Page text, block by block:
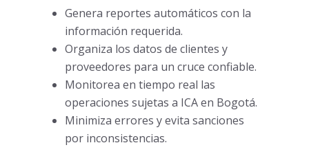
Genera reportes automáticos con la
información requerida.
Organiza los datos de clientes y
proveedores para un cruce confiable.
Monitorea en tiempo real las
operaciones sujetas a ICA en Bogotá.
Minimiza errores y evita sanciones
por inconsistencias.